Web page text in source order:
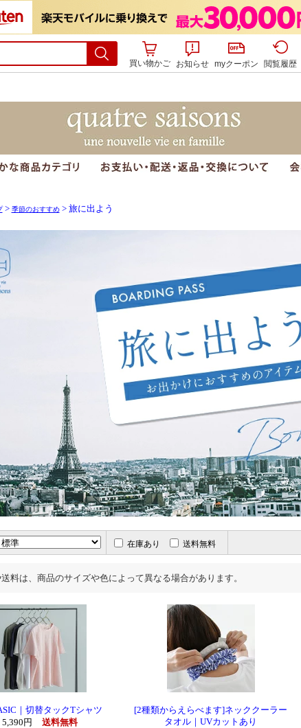
買い物かご お知らせ myクーポン 閲覧履歴
> 季節のおすすめ> 旅に出よう
在庫あり 送料無料
料は、商品のサイズや色によって異なる場合があります。
｜切替タックTシャツ
5,390円
送料無料
[2種類からえらべます]ネッククーラー
タオル｜UVカットあり